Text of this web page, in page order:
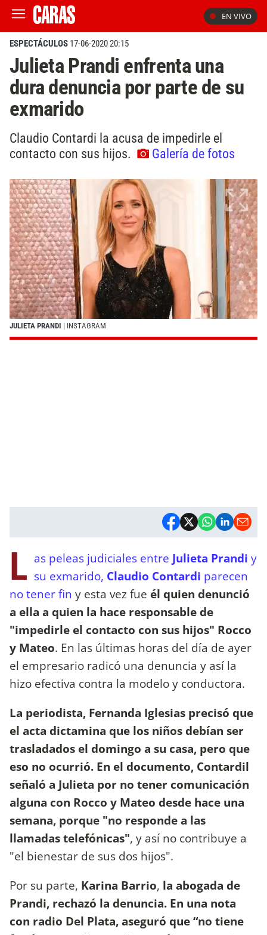
EN VIVO
ESPECTÁCULOS 17-06-2020 20:15
Julieta Prandi enfrenta una
dura denuncia por parte de su
exmarido
Claudio Contardi la acusa de impedirle el
contacto con sus hijos.
Galería de fotos
JULIETA PRANDI | INSTAGRAM
L as peleas judiciales entre Julieta Prandi y
su exmarido, Claudio Contardi parecen
no tener fin y esta vez fue él quien denunció
a ella a quien la hace responsable de
"impedirle el contacto con sus hijos" Rocco
y Mateo. En las últimas horas del día de ayer
el empresario radicó una denuncia y así la
hizo efectiva contra la modelo y conductora.
La periodista, Fernanda Iglesias precisó que
el acta dictamina que los niños debían ser
trasladados el domingo a su casa, pero que
eso no ocurrió. En el documento, Contardil
señaló a Julieta por no tener comunicación
alguna con Rocco y Mateo desde hace una
semana, porque "no responde a las
llamadas telefónicas", y así no contribuye a
"el bienestar de sus dos hijos".
Por su parte, Karina Barrio, la abogada de
Prandi, rechazó la denuncia. En una nota
con radio Del Plata, aseguró que “no tiene